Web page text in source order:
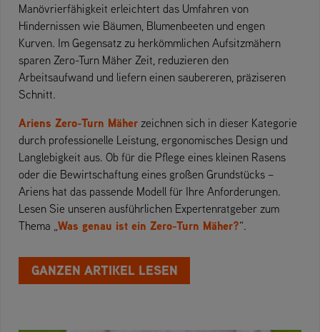
Manövrierfähigkeit erleichtert das Umfahren von
Hindernissen wie Bäumen, Blumenbeeten und engen
Kurven. Im Gegensatz zu herkömmlichen Aufsitzmähern
sparen Zero-Turn Mäher Zeit, reduzieren den
Arbeitsaufwand und liefern einen saubereren, präziseren
Schnitt.
Ariens Zero-Turn Mäher zeichnen sich in dieser Kategorie
durch professionelle Leistung, ergonomisches Design und
Langlebigkeit aus. Ob für die Pflege eines kleinen Rasens
oder die Bewirtschaftung eines großen Grundstücks –
Ariens hat das passende Modell für Ihre Anforderungen.
Lesen Sie unseren ausführlichen Expertenratgeber zum
Thema „ Was genau ist ein Zero-Turn Mäher?“.
GANZEN ARTIKEL LESEN